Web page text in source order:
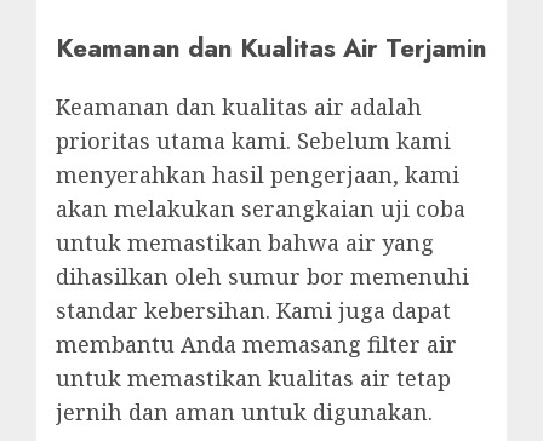
Keamanan dan Kualitas Air Terjamin
Keamanan dan kualitas air adalah
prioritas utama kami. Sebelum kami
menyerahkan hasil pengerjaan, kami
akan melakukan serangkaian uji coba
untuk memastikan bahwa air yang
dihasilkan oleh sumur bor memenuhi
standar kebersihan. Kami juga dapat
membantu Anda memasang filter air
untuk memastikan kualitas air tetap
jernih dan aman untuk digunakan.